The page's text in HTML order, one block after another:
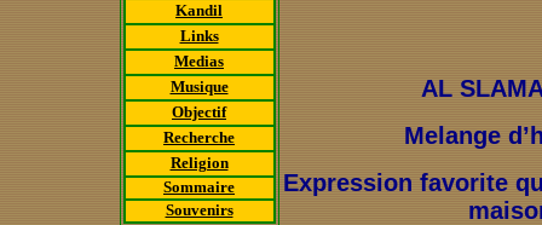
Kandil
Links
Medias
Musique
Objectif
Recherche
Religion
Sommaire
Souvenirs
AL
Melange
Expression favorite